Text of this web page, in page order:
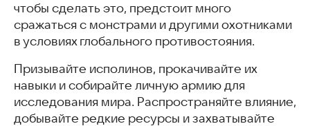
чтобы сделать это, предстоит много
сражаться с монстрами и другими охотниками
в условиях глобального противостояния.
Призывайте исполинов, прокачивайте их
навыки и собирайте личную армию для
исследования мира. Распространяйте влияние,
добывайте редкие ресурсы и захватывайте